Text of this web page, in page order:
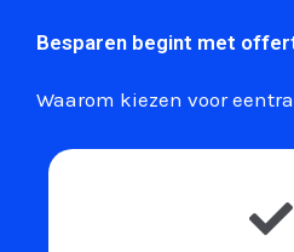
Besparen begint met
Waarom kiezen voor